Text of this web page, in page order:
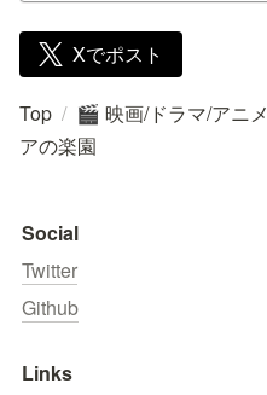
Xでポスト
Top / 🎬 映画/ドラマ/アニメ
アの楽園
Social
Twitter
Github
Links